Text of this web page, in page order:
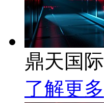
鼎天国
了解更多